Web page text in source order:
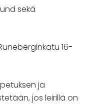
sekä
16-
ja
jos leirillä on